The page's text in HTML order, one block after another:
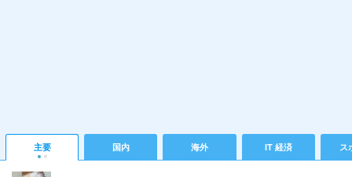
主要 国内 海外 IT 経済 ス